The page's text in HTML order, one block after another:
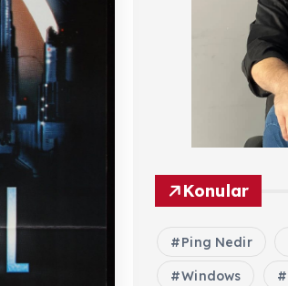
Konular
Ping Nedir
Windows